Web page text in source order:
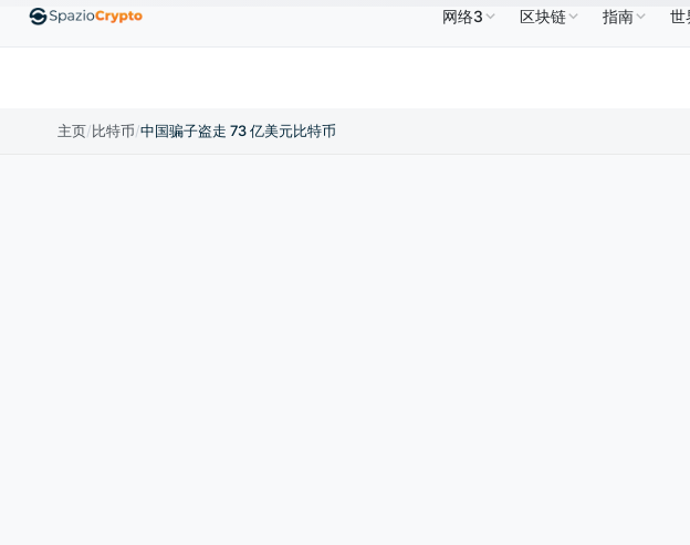
↑1.10% EthereumETH ↑0.00% BNB BNBUS$586.64↑2.10%
网络3 区块链 指南 世
主页/比特币/中国骗子盗走 73 亿美元比特币